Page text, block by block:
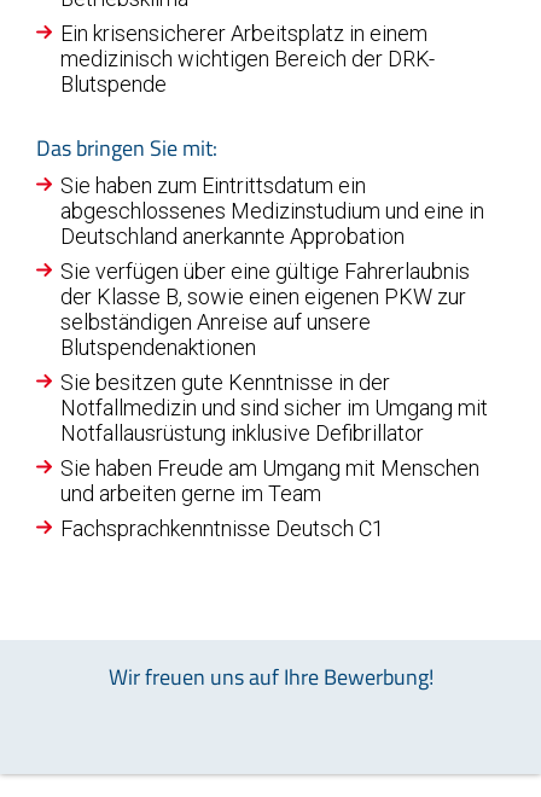
Ein krisensicherer Arbeitsplatz in einem
medizinisch wichtigen Bereich der DRK-
Blutspende
Das bringen Sie mit:
Sie haben zum Eintrittsdatum ein
abgeschlossenes Medizinstudium und eine in
Deutschland anerkannte Approbation
Sie verfügen über eine gültige Fahrerlaubnis
der Klasse B, sowie einen eigenen PKW zur
selbständigen Anreise auf unsere
Blutspendenaktionen
Sie besitzen gute Kenntnisse in der
Notfallmedizin und sind sicher im Umgang mit
Notfallausrüstung inklusive Defibrillator
Sie haben Freude am Umgang mit Menschen
und arbeiten gerne im Team
Fachsprachkenntnisse Deutsch C1
Wir freuen uns auf Ihre Bewerbung!